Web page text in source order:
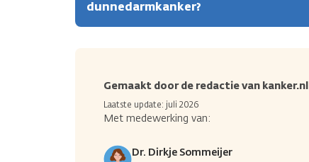
dunnedarmkanker?
Gemaakt door de redactie van kanker.nl
Laatste update: juli 2026
Met medewerking van:
Dr. Dirkje Sommeijer